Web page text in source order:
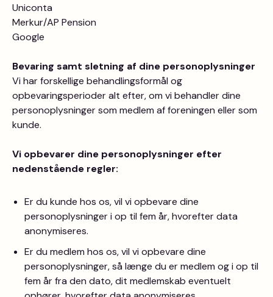
Uniconta
Merkur/AP Pension
Google
Bevaring samt sletning af dine personoplysninger
Vi har forskellige behandlingsformål og
opbevaringsperioder alt efter, om vi behandler dine
personoplysninger som medlem af foreningen eller som
kunde.
Vi opbevarer dine personoplysninger efter
nedenstående regler:
Er du kunde hos os, vil vi opbevare dine
personoplysninger i op til fem år, hvorefter data
anonymiseres.
Er du medlem hos os, vil vi opbevare dine
personoplysninger, så længe du er medlem og i op til
fem år fra den dato, dit medlemskab eventuelt